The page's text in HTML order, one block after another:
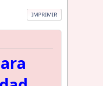
IMPRIMIR